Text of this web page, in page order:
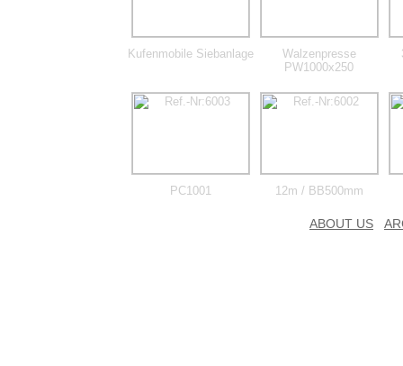
Kufenmobile Siebanlage
Walzenpresse
PW1000x250
PC1001 12m / BB500mm
ABOUT US